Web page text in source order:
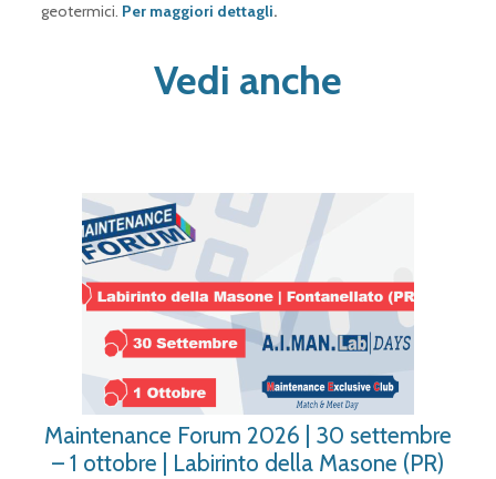
geotermici. Per maggiori dettagli.
Vedi anche
Maintenance Forum 2026 | 30 settembre
– 1 ottobre | Labirinto della Masone (PR)